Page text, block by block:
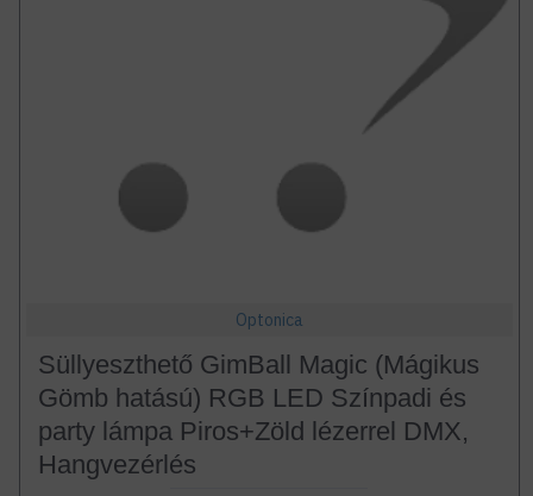
Optonica
Süllyeszthető GimBall Magic (Mágikus
Gömb hatású) RGB LED Színpadi és
party lámpa Piros+Zöld lézerrel DMX,
Hangvezérlés